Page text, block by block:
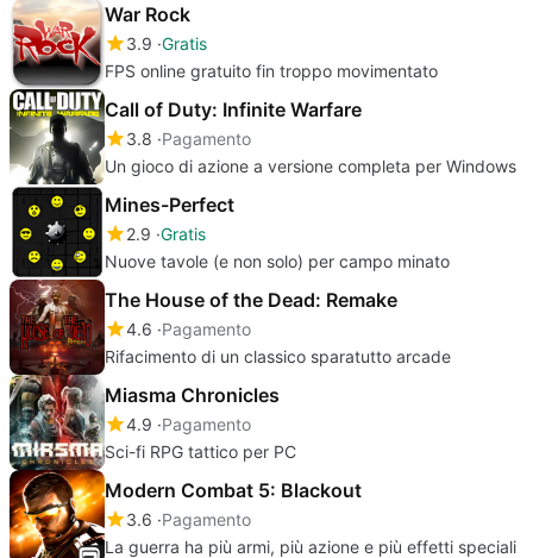
War Rock
3.9 Gratis
FPS online gratuito fin troppo movimentato
Call of Duty: Infinite Warfare
3.8 Pagamento
Un gioco di azione a versione completa per Windows
Mines-Perfect
2.9 Gratis
Nuove tavole (e non solo) per campo minato
The House of the Dead: Remake
4.6 Pagamento
Rifacimento di un classico sparatutto arcade
Miasma Chronicles
4.9 Pagamento
Sci-fi RPG tattico per PC
Modern Combat 5: Blackout
3.6 Pagamento
La guerra ha più armi, più azione e più effetti speciali